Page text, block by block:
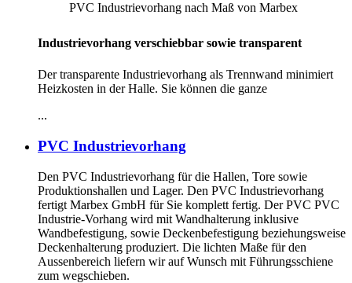
PVC Industrievorhang nach Maß von Marbex
Industrievorhang verschiebbar sowie transparent
Der transparente Industrievorhang als Trennwand minimiert
Heizkosten in der Halle. Sie können die ganze
...
PVC Industrievorhang
Den PVC Industrievorhang für die Hallen, Tore sowie
Produktionshallen und Lager. Den PVC Industrievorhang
fertigt Marbex GmbH für Sie komplett fertig. Der PVC PVC
Industrie-Vorhang wird mit Wandhalterung inklusive
Wandbefestigung, sowie Deckenbefestigung beziehungsweise
Deckenhalterung produziert. Die lichten Maße für den
Aussenbereich liefern wir auf Wunsch mit Führungsschiene
zum wegschieben.